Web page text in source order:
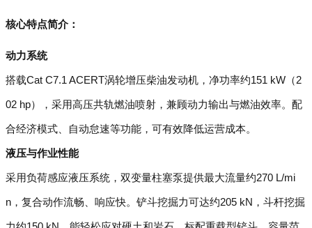
核心特点简介：
动力系统
搭载Cat C7.1 ACERT涡轮增压柴油发动机，净功率约151 kW（2
02 hp），采用高压共轨燃油喷射，兼顾动力输出与燃油效率。配
合经济模式、自动怠速等功能，可有效降低运营成本。
液压与作业性能
采用负荷感应液压系统，双变量柱塞泵提供最大流量约270 L/mi
n，复合动作流畅、响应快。铲斗挖掘力可达约205 kN，斗杆挖掘